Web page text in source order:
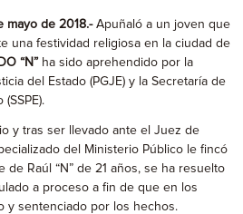
mayo de 2018.-Apuñaló a un joven que
una festividad religiosa en la ciudad de
“N” ha sido aprehendido por la
del Estado (PGJE) y la Secretaría de
y tras ser llevado ante el Juez de
del Ministerio Público le fincó
Raúl “N” de 21 años, se ha resuelto
a proceso a fin de que en los
y sentenciado por los hechos.